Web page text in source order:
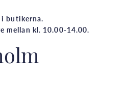
butikerna.
mellan kl. 10.00-14.00.